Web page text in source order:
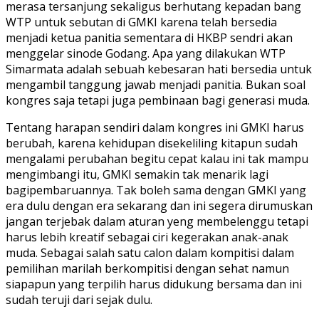
merasa tersanjung sekaligus berhutang kepadan bang
WTP untuk sebutan di GMKI karena telah bersedia
menjadi ketua panitia sementara di HKBP sendri akan
menggelar sinode Godang. Apa yang dilakukan WTP
Simarmata adalah sebuah kebesaran hati bersedia untuk
mengambil tanggung jawab menjadi panitia. Bukan soal
kongres saja tetapi juga pembinaan bagi generasi muda.
Tentang harapan sendiri dalam kongres ini GMKI harus
berubah, karena kehidupan disekeliling kitapun sudah
mengalami perubahan begitu cepat kalau ini tak mampu
mengimbangi itu, GMKI semakin tak menarik lagi
bagipembaruannya. Tak boleh sama dengan GMKI yang
era dulu dengan era sekarang dan ini segera dirumuskan
jangan terjebak dalam aturan yeng membelenggu tetapi
harus lebih kreatif sebagai ciri kegerakan anak-anak
muda. Sebagai salah satu calon dalam kompitisi dalam
pemilihan marilah berkompitisi dengan sehat namun
siapapun yang terpilih harus didukung bersama dan ini
sudah teruji dari sejak dulu.